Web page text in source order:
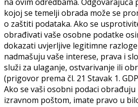
kojoj se temelji obrada može se
o zaštiti podataka. Ako se
obrađivati vaše osobne podatke
dokazati uvjerljive legitimne
nadmašuju vaše interese, prava i
služi za ulaganje, ostvarivanje ili
(prigovor prema čl. 21 Stavak 1.
Ako se vaši osobni podaci
izravnom poštom, imate pravo u